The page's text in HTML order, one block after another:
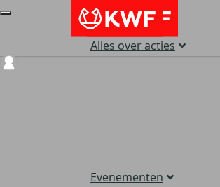
Alles over acties
Evenementen